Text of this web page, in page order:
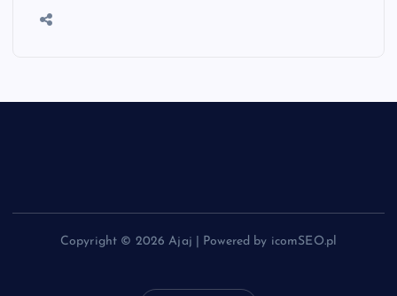
Copyright © 2026 Ajaj | Powered by icomSEO.pl